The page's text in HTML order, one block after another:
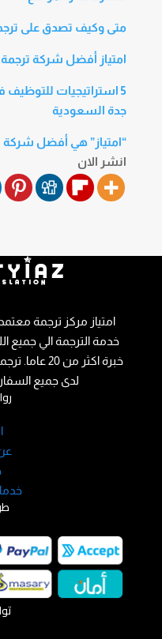
متى وكيف تصدق على
امتياز أفضل شركة ترجمة
5 استراتيجيات
جدة السعودية
“امتياز” هي أفضل
انشر الان
امتياز مركز ترجمة
خبرة اكثر من
لدى جميع